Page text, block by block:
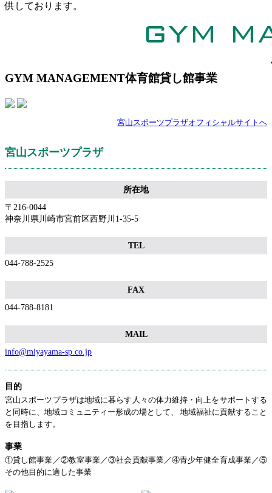
供しております。
GYM MANAGEMENT体育館貸し館事業
宮山スポーツプラザオフィシャルサイトへ
宮山スポーツプラザ
所在地
〒216-0044
神奈川県川崎市宮前区西野川1-35-5
TEL
044-788-2525
FAX
044-788-8181
MAIL
info@miyayama-sp.co.jp
目的
宮山スポーツプラザは地域に暮らす人々の体力維持・向上をサポートする
と同時に、地域コミュニティー形成の場として、 地域福祉に貢献すること
を目指します。
事業
①貸し館事業／②教室事業／③社会貢献事業／④青少年健全育成事業／⑤
その他目的に適した事業